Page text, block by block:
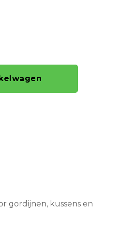
gordijnen, kussens en